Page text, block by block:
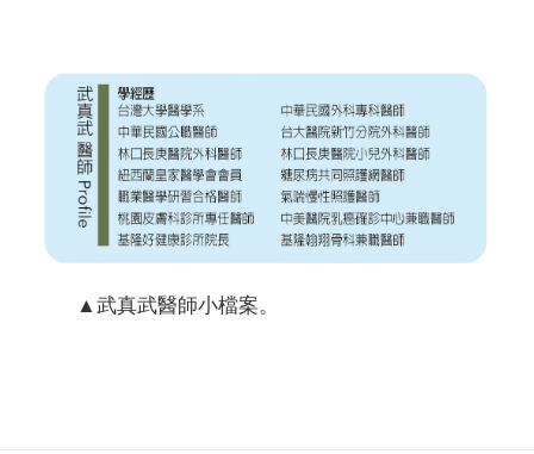
▲武真武醫師小檔案。